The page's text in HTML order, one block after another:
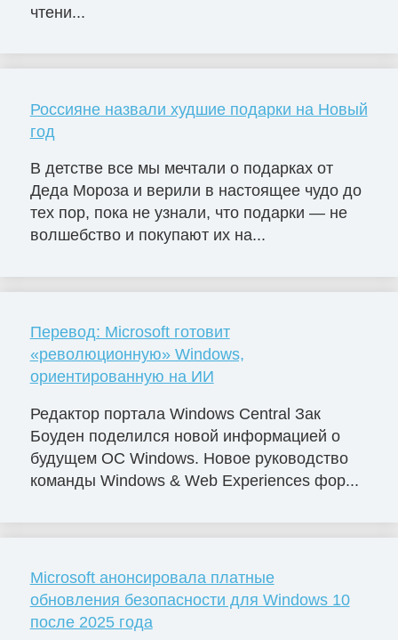
чтени...
Россияне назвали худшие подарки на Новый
год
В детстве все мы мечтали о подарках от
Деда Мороза и верили в настоящее чудо до
тех пор, пока не узнали, что подарки — не
волшебство и покупают их на...
Перевод: Microsoft готовит
«революционную» Windows,
ориентированную на ИИ
Редактор портала Windows Central Зак
Боуден поделился новой информацией о
будущем ОС Windows. Новое руководство
команды Windows & Web Experiences фор...
Microsoft анонсировала платные
обновления безопасности для Windows 10
после 2025 года